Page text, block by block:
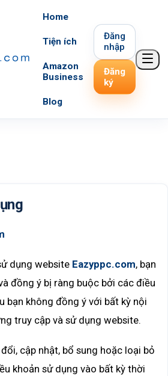
Home
Tiện ích
Amazon
Business
Blog
Đăng
nhập
Đăng
ký
dụng website Eazyppc.com, bạn
đồng ý bị ràng buộc bởi các điều
bạn không đồng ý với bất kỳ nội
truy cập và sử dụng website.
cập nhật, bổ sung hoặc loại bỏ
khoản sử dụng vào bất kỳ thời